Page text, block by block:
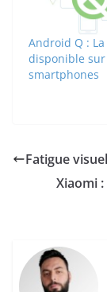
Android Q : La
disponible sur
smartphones
Fatigue
Xiaomi